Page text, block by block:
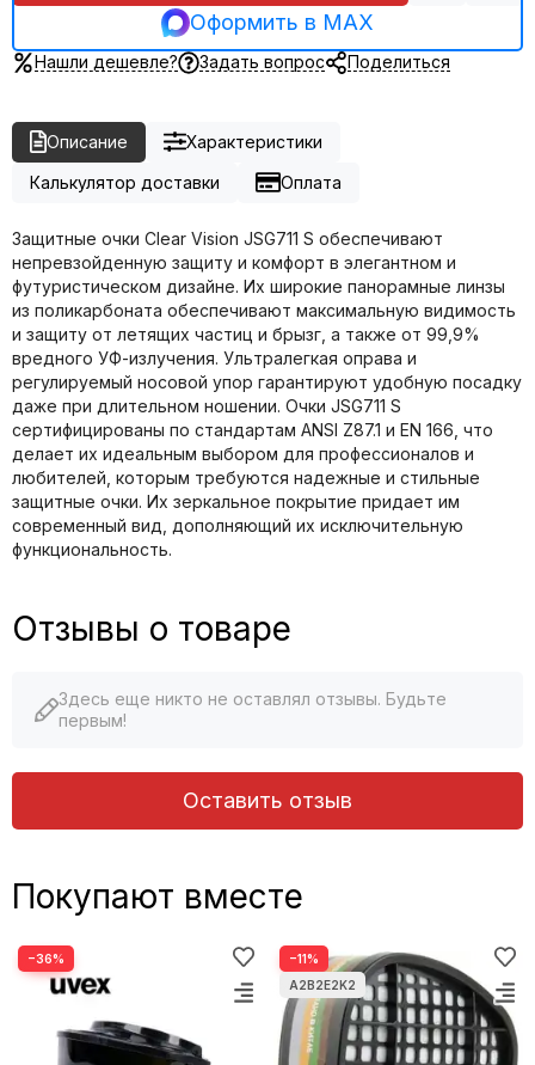
Оформить в MAX
Нашли дешевле? Задать вопрос Поделиться
Описание
Характеристики
Калькулятор доставки
Оплата
Защитные очки Clear Vision JSG711 S обеспечивают
непревзойденную защиту и комфорт в элегантном и
футуристическом дизайне. Их широкие панорамные линзы
из поликарбоната обеспечивают максимальную видимость
и защиту от летящих частиц и брызг, а также от 99,9%
вредного УФ-излучения. Ультралегкая оправа и
регулируемый носовой упор гарантируют удобную посадку
даже при длительном ношении. Очки JSG711 S
сертифицированы по стандартам ANSI Z87.1 и EN 166, что
делает их идеальным выбором для профессионалов и
любителей, которым требуются надежные и стильные
защитные очки. Их зеркальное покрытие придает им
современный вид, дополняющий их исключительную
функциональность.
Отзывы о товаре
Здесь еще никто не оставлял отзывы. Будьте
первым!
Оставить отзыв
Покупают вместе
−36% −11%